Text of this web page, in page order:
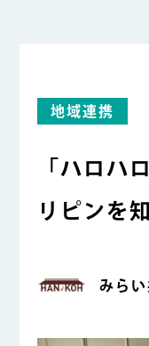
地域連携
「ハロハ
リピンを
みら